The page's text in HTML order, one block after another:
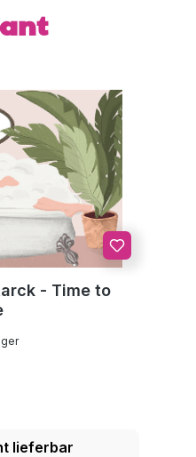
- Time to
lieferbar